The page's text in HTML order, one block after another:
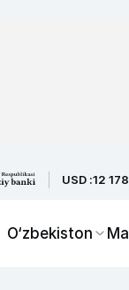
USD :12
O‘zbekiston